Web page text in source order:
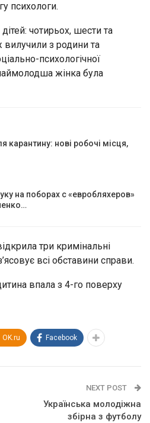
психологи.
чотирьох, шести та
вилучили з родини та
психологічної
жінка була
карантину: нові робочі місця,
на поборах с «евробляхеров»
три кримінальні
всі обставини справи.
впала з 4-го поверху
OK.ru Facebook
NEXT POST
Українська молодіжна
збірна з футболу